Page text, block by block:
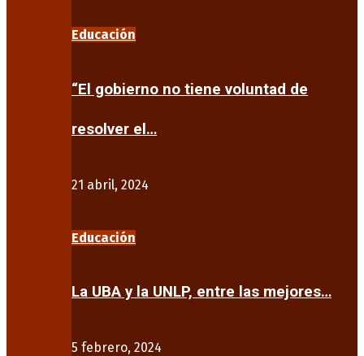
Educación
“El gobierno no tiene voluntad de
resolver el…
21 abril, 2024
Educación
La UBA y la UNLP, entre las mejores…
5 febrero, 2024